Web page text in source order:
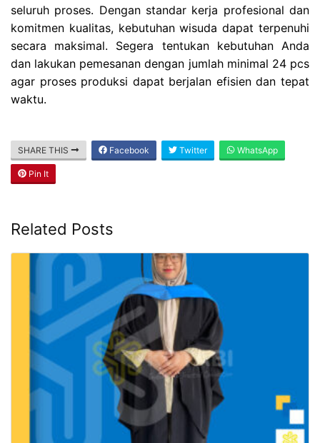
seluruh proses. Dengan standar kerja profesional dan
komitmen kualitas, kebutuhan wisuda dapat terpenuhi
secara maksimal. Segera tentukan kebutuhan Anda
dan lakukan pemesanan dengan jumlah minimal 24 pcs
agar proses produksi dapat berjalan efisien dan tepat
waktu.
SHARE THIS Facebook Twitter WhatsApp
Pin It
Related Posts